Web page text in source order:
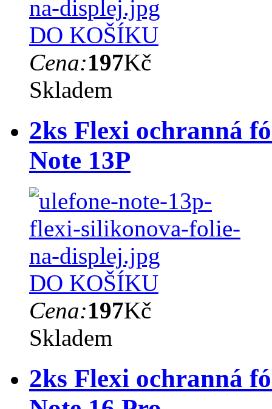
DO KOŠÍKU
Cena:197Kč
Skladem
2ks Flexi ochranná
Note 13P
DO KOŠÍKU
Cena:197Kč
Skladem
2ks Flexi ochranná